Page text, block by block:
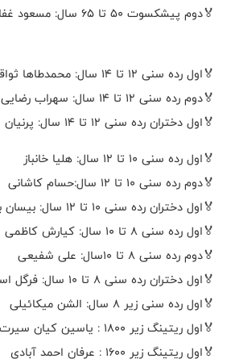
🏅دوم پیشکسوت ۵۰ تا ۶۵ سال: مسعود غفاری فر
🏅اول رده سنی ۱۲ تا ۱۴ سال: محمدطاها ثواقبی فیروزآبادی
🏅دوم رده سنی ۱۲ تا ۱۴ سال: سهراب رضایی
🏅اول دختران رده سنی ۱۲ تا ۱۴ سال: پرنیان عبدوی
🏅اول رده سنی ۱۰ تا ۱۲ سال: هلیا خانباز
🏅دوم رده سنی ۱۰ تا ۱۲ سال:حسام کاشانی
🏅اول دختران رده سنی ۱۰ تا ۱۲ سال: بیسان بیگی امین
🏅اول رده سنی ۸ تا ۱۰ سال: کیارش کاظمی
🏅دوم رده سنی ۸ تا ۱۰سال: علی شفیعی
🏅اول دختران رده سنی ۸ تا ۱۰ سال: فرگل اسماعیلی
🏅اول رده سنی زیر ۸ سال: الشن میکائیلی
🏅اول ریتینگ زیر ۱۸۰۰ : یاسین کیان سیرت
🏅اول ریتینگ زیر ۱۶۰۰ : عرفان احمد آبادی